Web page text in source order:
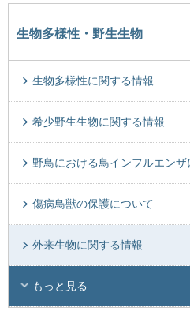
生物多様性・野生生物
生物多様性に関する情報
希少野生生物に関する情報
野鳥における鳥インフルエンザ
傷病鳥獣の保護について
外来生物に関する情報
もっと見る